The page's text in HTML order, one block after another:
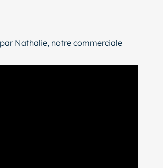
Nathalie, notre commerciale